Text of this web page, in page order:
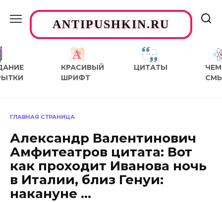
содержаниюANTIPUSHKIN.RU
КРАСИВЫЙ
ШРИФТ
ЦИТАТЫ
ЧЕМ
ГЛАВНАЯ СТРАНИЦА
Александр Валентинович
Амфитеатров цитата: Вот
как проходит Иванова ночь
в Италии, близ Генуи:
накануне …